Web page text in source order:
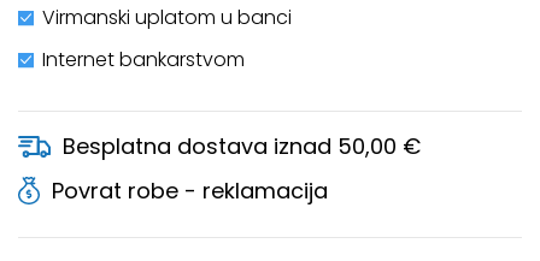
Virmanski uplatom u banci
Internet bankarstvom
Besplatna dostava iznad 50,00 €
Povrat robe - reklamacija